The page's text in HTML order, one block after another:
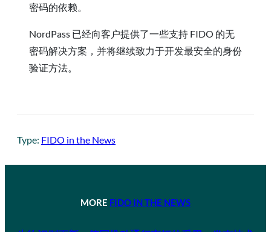
密码的依赖。
NordPass 已经向客户提供了一些支持 FIDO 的无
密码解决方案，并将继续致力于开发最安全的身份
验证方法。
Type: FIDO in the News
MORE FIDO IN THE NEWS